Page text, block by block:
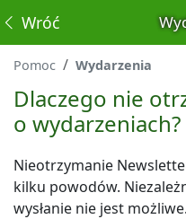
Wróć
Pomoc Wydarzenia
Dlaczego nie
o wydarzeniach?
Nieotrzymanie
kilku powodów.
wysłanie nie jest